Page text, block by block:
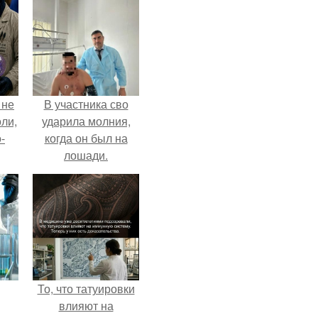
В участника сво
ударила молния,
когда он был на
лошади.
То, что татуировки
влияют на